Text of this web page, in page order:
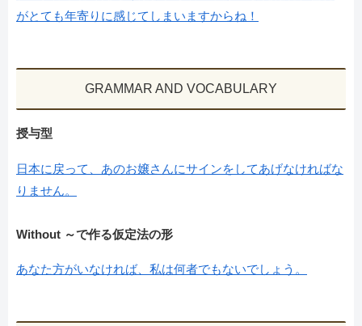
がとても年寄りに感じてしまいますからね！
GRAMMAR AND VOCABULARY
授与型
日本に戻って、あのお嬢さんにサインをしてあげなければな
りません。
Without ～で作る仮定法の形
あなた方がいなければ、私は何者でもないでしょう。